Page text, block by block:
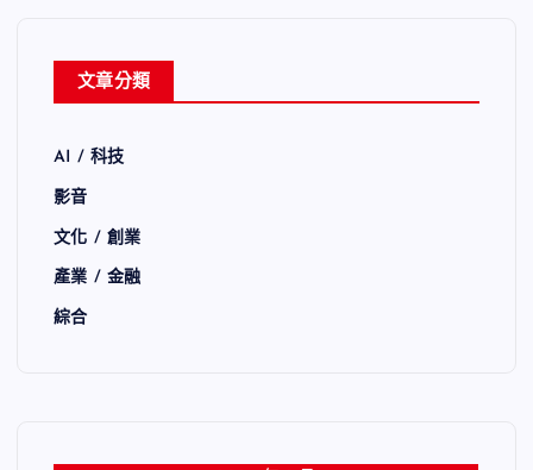
文章分類
AI / 科技
影音
文化 / 創業
產業 / 金融
綜合